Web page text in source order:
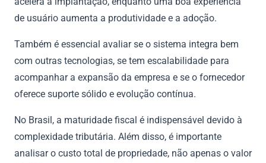
de usuário aumenta a produtividade e a adoção.
Também é essencial avaliar se o sistema integra bem
com outras tecnologias, se tem escalabilidade para
acompanhar a expansão da empresa e se o fornecedor
oferece suporte sólido e evolução contínua.
No Brasil, a maturidade fiscal é indispensável devido à
complexidade tributária. Além disso, é importante
analisar o custo total de propriedade, não apenas o valor